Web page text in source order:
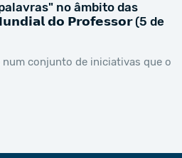
no âmbito das
𝗱𝗼 𝗣𝗿𝗼𝗳𝗲𝘀𝘀𝗼𝗿 (5 de
num conjunto de iniciativas que o